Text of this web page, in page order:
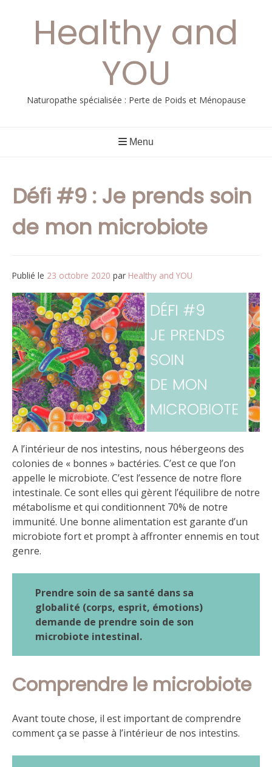
Healthy and
YOU
Naturopathe spécialisée : Perte de Poids et Ménopause
Menu
Défi #9 : Je prends soin
de mon microbiote
Publié le 23 octobre 2020 par Healthy and YOU
A l’intérieur de nos intestins, nous hébergeons des
colonies de « bonnes » bactéries. C’est ce que l’on
appelle le microbiote. C’est l’essence de notre flore
intestinale. Ce sont elles qui gèrent l’équilibre de notre
métabolisme et qui conditionnent 70% de notre
immunité. Une bonne alimentation est garante d’un
microbiote fort et prompt à affronter ennemis en tout
genre.
Prendre soin de sa santé dans sa
globalité (corps, esprit, émotions)
demande de prendre soin de son
microbiote intestinal.
Comprendre le microbiote
Avant toute chose, il est important de comprendre
comment ça se passe à l’intérieur de nos intestins.